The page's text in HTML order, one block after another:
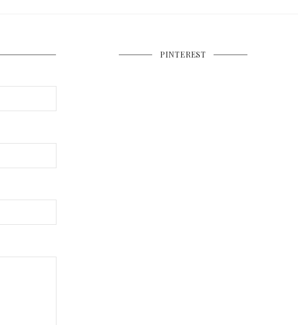
PINTEREST